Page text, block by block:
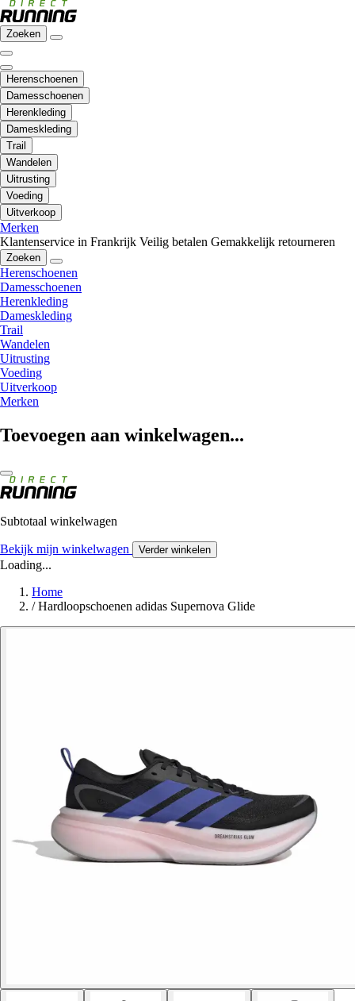
Zoeken
Herenschoenen
Damesschoenen
Herenkleding
Dameskleding
Trail
Wandelen
Uitrusting
Voeding
Uitverkoop
Merken
Klantenservice in Frankrijk Veilig betalen Gemakkelijk retourneren
Zoeken
Herenschoenen
Damesschoenen
Herenkleding
Dameskleding
Trail
Wandelen
Uitrusting
Voeding
Uitverkoop
Merken
Toevoegen aan winkelwagen...
Subtotaal winkelwagen
Bekijk mijn winkelwagen Verder winkelen
Loading...
Home
/ Hardloopschoenen adidas Supernova Glide